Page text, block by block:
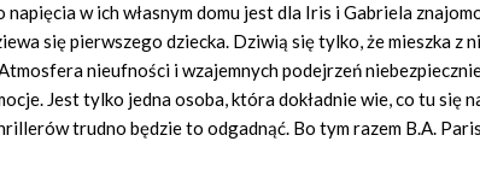
w ich własnym domu jest dla Iris i Gabriela
się pierwszego dziecka. Dziwią się tylko, że mieszka z
nieufności i wzajemnych podejrzeń
Jest tylko jedna osoba, która dokładnie wie, co tu się
trudno będzie to odgadnąć. Bo tym razem B.A.